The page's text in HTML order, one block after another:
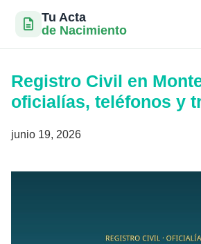
Tu Acta
de Nacimiento
contenido
Registro Civil en
oficialías, teléfonos y
junio 19, 2026